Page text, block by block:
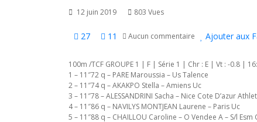
12 juin 2019 803 Vues
27 11 Aucun commentaire Ajouter aux
100m /TCF GROUPE 1 | F | Série 1 | Chr : E | Vt : -0.8 |
1 – 11″72 q – PARE Maroussia – Us Talence
2 – 11″74 q – AKAKPO Stella – Amiens Uc
3 – 11″78 – ALESSANDRINI Sacha – Nice Cote D’azur
4 – 11″86 q – NAVILYS MONTJEAN Laurene – Paris Uc
5 – 11″88 q – CHAILLOU Caroline – O Vendee A – S/l Esm